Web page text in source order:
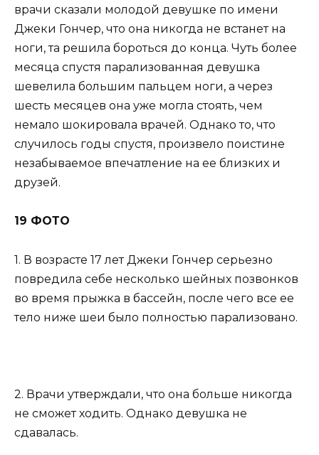
врачи сказали молодой девушке по имени
Джеки Гончер, что она никогда не встанет на
ноги, та решила бороться до конца. Чуть более
месяца спустя парализованная девушка
шевелила большим пальцем ноги, а через
шесть месяцев она уже могла стоять, чем
немало шокировала врачей. Однако то, что
случилось годы спустя, произвело поистине
незабываемое впечатление на ее близких и
друзей.
19 ФОТО
1. В возрасте 17 лет Джеки Гончер серьезно
повредила себе несколько шейных позвонков
во время прыжка в бассейн, после чего все ее
тело ниже шеи было полностью парализовано.
2. Врачи утверждали, что она больше никогда
не сможет ходить. Однако девушка не
сдавалась.